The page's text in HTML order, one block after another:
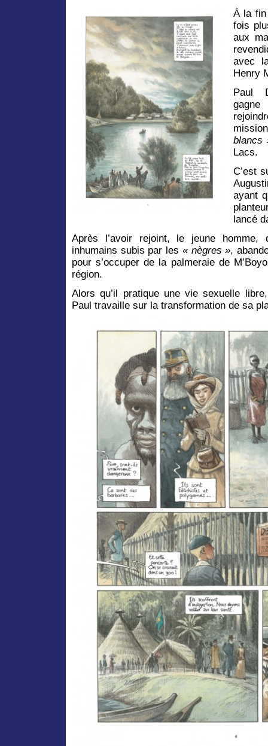
À la
fois
aux
avec
Henry
Paul
blancs
Lacs.
C’est
ayant
lancé
Après l’avoir rejoint, le jeune homme,
inhumains subis par les « nègres »,
pour s’occuper de la palmeraie de
région.
Alors qu’il pratique une vie sexuelle
Paul travaille sur la transformation de sa